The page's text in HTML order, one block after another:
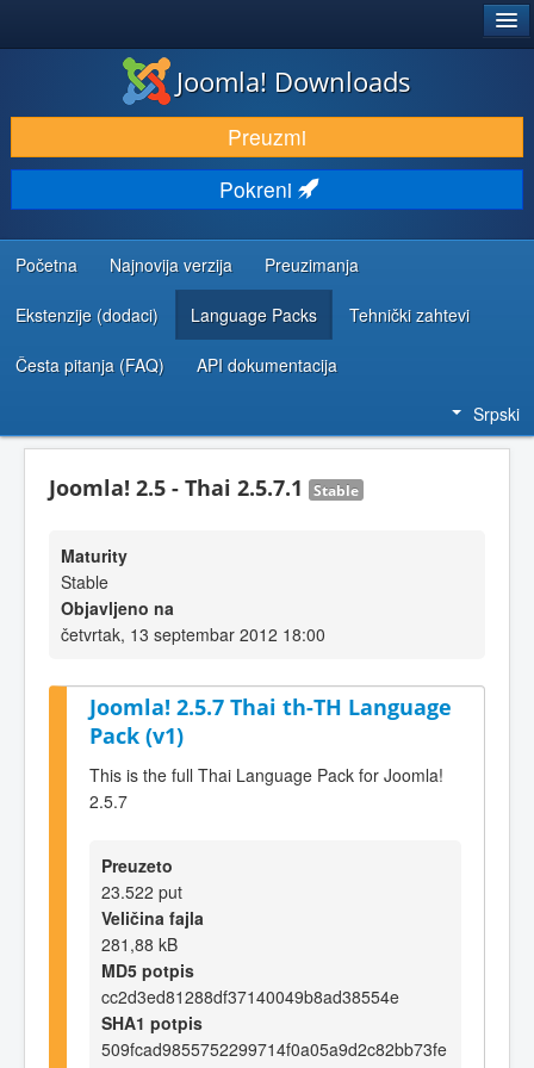
PREUZIMANJE I PROŠIRENJA (EKSTENZIJE)
OTKRIJTE I NAUČITE
ZAJEDNICA I PODRŠKA
RESURSI ZA RAZVOJ
Joomla! Downloads
Preuzmi
Pokreni
Početna Najnovija verzija Preuzimanja
Ekstenzije (dodaci) Language Packs Tehnički zahtevi
Česta pitanja (FAQ) API dokumentacija
Srpski
Joomla! 2.5 - Thai 2.5.7.1 Stable
Maturity
Stable
Objavljeno na
četvrtak, 13 septembar 2012 18:00
Joomla! 2.5.7 Thai th-TH Language
Pack (v1)
This is the full Thai Language Pack for Joomla!
2.5.7
Preuzeto
23.522 put
Veličina fajla
281,88 kB
MD5 potpis
cc2d3ed81288df37140049b8ad38554e
SHA1 potpis
509fcad9855752299714f0a05a9d2c82bb73fe